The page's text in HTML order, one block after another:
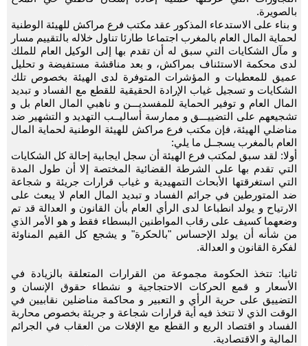
بالصويرة.
و بناء على الاستدعاء المذكور عقد مكتب فرع مراكش للهيئة الوطنية
لحماية المال العام بالمغرب اجتماعا طارئا تناول خلاله بالتقييم مسار
و مآل الشكايات التي سبق له أن تقدم بها إلى الوكيل العام للملك
لدى محكمة الاستئناف بمراكش، و بعد مناقشة مستفيضة و تحليل
عميق للمعطيات و المؤشرات المتوفرة لدى الهيئة بخصوص تلك
الشكايات و تسجيل غياب الإرادة الحقيقية للقطع مع الفساد و تبديد
المال العام و توفير الحماية للمفسديـــن و ناهبي المال العام بل و
تشجيعهم على التضييـــق و ممارسة أساليــب التهديد و التشهير ضد
مناضلي الهيئة، فإن مكتب فرع مراكش للهيئة الوطنية لحماية المال
العام بالمغرب يسجــل ما يلي:
أولا: لقد سبق لمكتب فرع الهيئة أن سجل ايجابية إحالة كل الشكايات
التي تقدم بها على الشرطة القضائية المختصة إلا أن طول المدة
التي استغرقتها الأبحاث التمهيدية و غياب قرارات جريئة و شجاعة
ضد المتورطين في جرائم الفساد و تبديد المال العام لا يبعث على
الارتياح و يولد انطباعا لدى الرأي العام بأن القانون و العدالة قد تم
وضعهما كسيف على رقاب المواطنين البسطاء فقط و هو الأمر الذي
من شأنه أن يولد الإحساس "بالحكرة" و يشجع كل القيم المناوئة
لفكرة القانون و العدالة.
ثانيا: تتخذ الحكومة مجموعة من القرارات المتعلقة بالزيادة في
الأسعار و قمع الحركات الاحتجاجية و نشطاء حقوق الإنسان و
التضييق على حرية الرأي و التعبير و محاكمة مناضلين نقابيين في
الوقت الذي لا تتخذ فيه أية قرارات شجاعة و جريئة بخصوص محاربة
الفساد و اقتصاد الريع و القطع مع الإفلات من العقاب في الجرائم
المالية و الاقتصادية.